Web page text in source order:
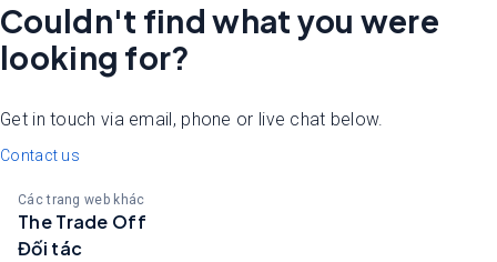
Couldn't find what you were
looking for?
Get in touch via email, phone or live chat below.
Contact us
Các trang web khác
The Trade Off
Đối tác